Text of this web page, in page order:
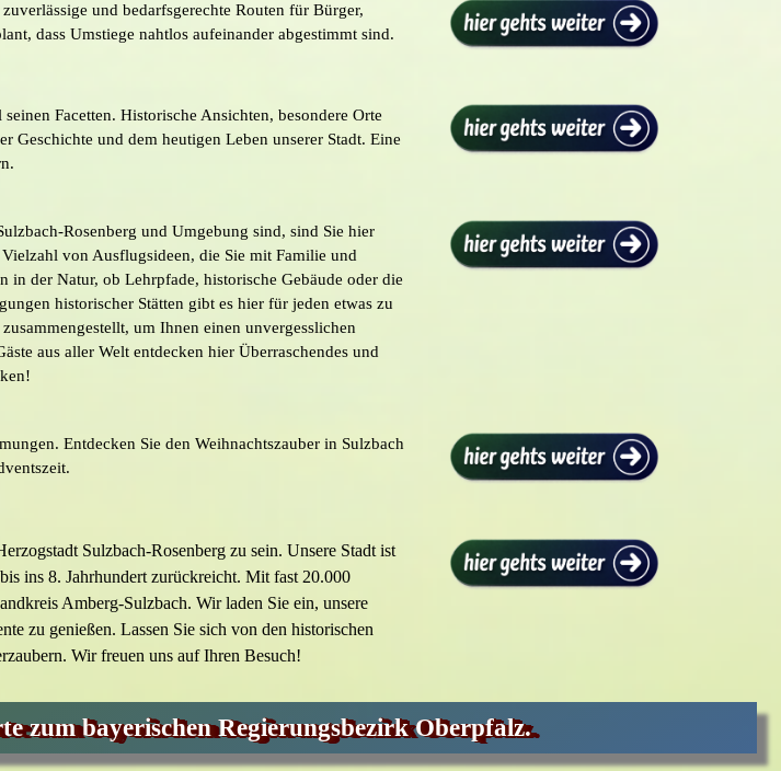
und bedarfsgerechte Routen für Bürger,
dass Umstiege nahtlos aufeinander abgestimmt sind.
Facetten. Historische Ansichten, besondere Orte
Geschichte und dem heutigen Leben unserer Stadt. Eine
Rosenberg und Umgebung sind, sind Sie hier
von Ausflugsideen, die Sie mit Familie und
in der Natur, ob Lehrpfade, historische Gebäude oder die
historischer Stätten gibt es hier für jeden etwas zu
um Ihnen einen unvergesslichen
aus aller Welt entdecken hier Überraschendes und
Entdecken Sie den Weihnachtszauber in Sulzbach
Sulzbach-Rosenberg zu sein. Unsere Stadt ist
ins 8. Jahrhundert zurückreicht. Mit fast 20.000
Amberg-Sulzbach. Wir laden Sie ein, unsere
zu genießen. Lassen Sie sich von den historischen
Wir freuen uns auf Ihren Besuch!
zum bayerischen Regierungsbezirk Oberpfalz.